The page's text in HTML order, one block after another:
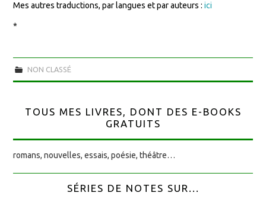
Mes autres traductions, par langues et par auteurs :ici
*
NON CLASSÉ
TOUS MES LIVRES, DONT DES E-BOOKS
GRATUITS
romans, nouvelles, essais, poésie, théâtre…
SÉRIES DE NOTES SUR...